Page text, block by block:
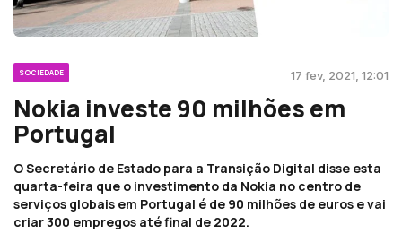
SOCIEDADE 17 fev, 2021, 12:01
Nokia investe 90 milhões em
Portugal
O Secretário de Estado para a Transição Digital disse esta
quarta-feira que o investimento da Nokia no centro de
serviços globais em Portugal é de 90 milhões de euros e vai
criar 300 empregos até final de 2022.